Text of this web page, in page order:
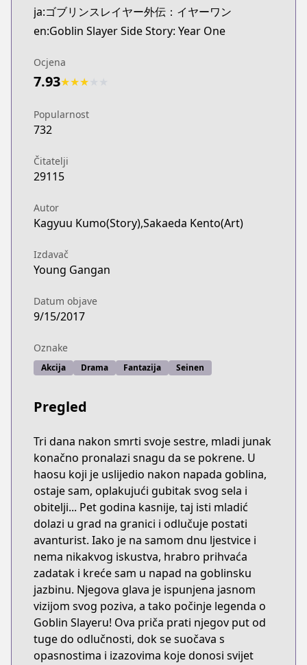
ja:ゴブリンスレイヤー外伝：イヤーワン
en:Goblin Slayer Side Story: Year One
Ocjena
7.93★★★
Popularnost
732
Čitatelji
29115
Autor
Kagyuu Kumo(Story),Sakaeda Kento(Art)
Izdavač
Young Gangan
Datum objave
9/15/2017
Oznake
Akcija Drama Fantazija Seinen
Pregled
Tri dana nakon smrti svoje sestre, mladi junak
konačno pronalazi snagu da se pokrene. U
haosu koji je uslijedio nakon napada goblina,
ostaje sam, oplakujući gubitak svog sela i
obitelji... Pet godina kasnije, taj isti mladić
dolazi u grad na granici i odlučuje postati
avanturist. Iako je na samom dnu ljestvice i
nema nikakvog iskustva, hrabro prihvaća
zadatak i kreće sam u napad na goblinsku
jazbinu. Njegova glava je ispunjena jasnom
vizijom svog poziva, a tako počinje legenda o
Goblin Slayeru! Ova priča prati njegov put od
tuge do odlučnosti, dok se suočava s
opasnostima i izazovima koje donosi svijet